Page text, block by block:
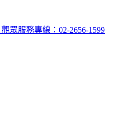
觀眾服務專線：02-2656-1599